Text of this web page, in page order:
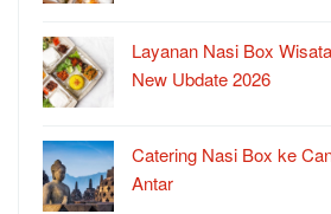
Layanan Nasi Box
New Ubdate 2026
Catering Nasi Box ke
Antar